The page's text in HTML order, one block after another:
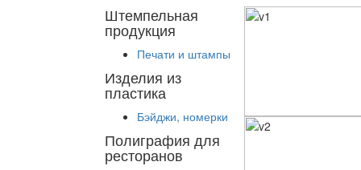
Штемпельная
продукция
Печати и штампы
Изделия из
пластика
Бэйджи, номерки
Полиграфия для
ресторанов